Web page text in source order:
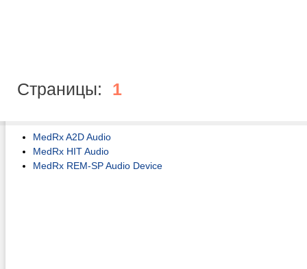
Страницы: 1
MedRx A2D Audio
MedRx HIT Audio
MedRx REM-SP Audio Device